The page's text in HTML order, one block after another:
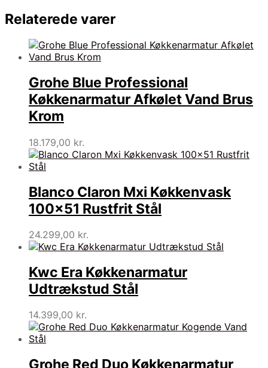
Relaterede varer
Grohe Blue Professional
Køkkenarmatur Afkølet Vand Brus
Krom
18.179,00 kr.
Blanco Claron Mxi Køkkenvask
100×51 Rustfrit Stål
24.299,00 kr.
Kwc Era Køkkenarmatur
Udtrækstud Stål
14.399,00 kr.
Grohe Red Duo Køkkenarmatur